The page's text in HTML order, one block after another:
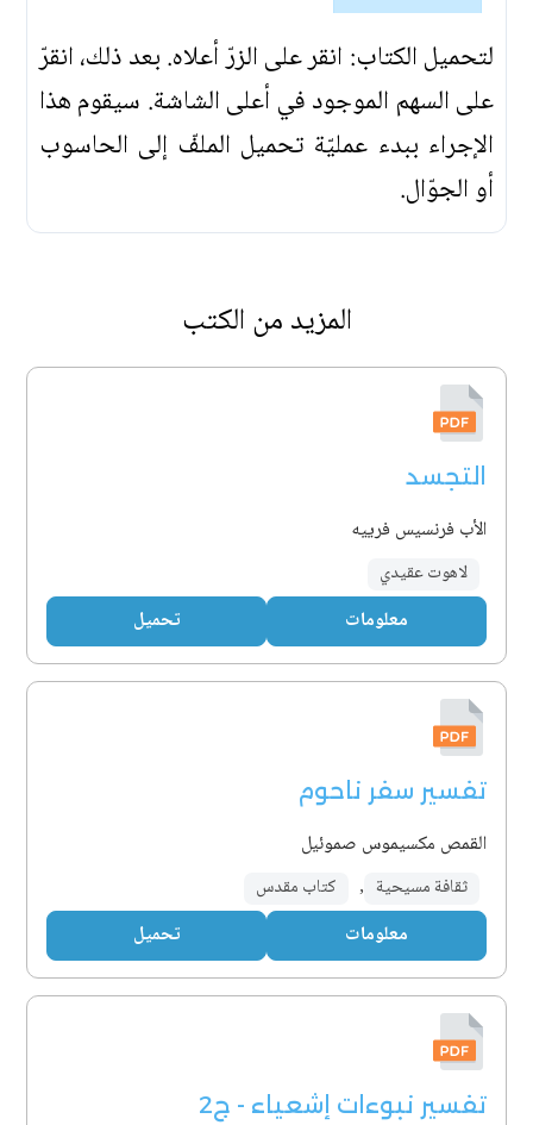
لتحميل الكتاب: انقر على الزرّ أعلاه. بعد ذلك، انقرّ
على السهم الموجود في أعلى الشاشة. سيقوم هذا
الإجراء ببدء عمليّة تحميل الملفّ إلى الحاسوب
أو الجوّال.
المزيد من الكتب
التجسد
الأب فرنسيس فرييه
لاهوت عقيدي
معلومات تحميل
تفسير سفر ناحوم
القمص مكسيموس صموئيل
ثقافة مسيحية , كتاب مقدس
معلومات تحميل
تفسير نبوءات إشعياء - ج2